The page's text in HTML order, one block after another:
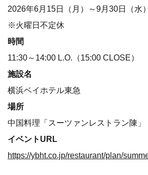
2026年6月15日（月）～9月30日（水）
※火曜日不定休
時間
11:30～14:00 L.O.（15:00 CLOSE）
施設名
横浜ベイホテル東急
場所
中国料理「スーツァンレストラン陳」
イベントURL
https://ybht.co.jp/restaurant/plan/